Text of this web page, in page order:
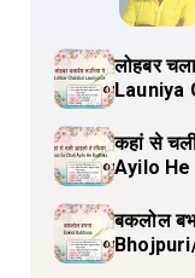
लोहबर
Launiya
Lyrics
कहां से
Ayilo
3) Full
बकलोल